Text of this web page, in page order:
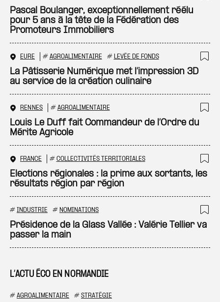
L’ACTU ÉCO EN NORMANDIE
# AGROALIMENTAIRE # STRATÉGIE
Pascal Boulanger, exceptionnellement réélu
pour 5 ans à la tête de la Fédération des
Promoteurs Immobiliers
EURE # AGROALIMENTAIRE # LEVÉE DE FONDS
La Pâtisserie Numérique met l’impression 3D
au service de la création culinaire
RENNES # AGROALIMENTAIRE
Louis Le Duff fait Commandeur de l’Ordre du
Mérite Agricole
FRANCE # COLLECTIVITÉS TERRITORIALES
Elections régionales : la prime aux sortants, les
résultats région par région
# INDUSTRIE # NOMINATIONS
Présidence de la Glass Vallée : Valérie Tellier va
passer la main